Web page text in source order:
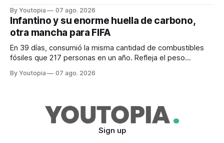
By Youtopia 07 ago. 2026
Infantino y su enorme huella de carbono,
otra mancha para FIFA
En 39 días, consumió la misma cantidad de combustibles
fósiles que 217 personas en un año. Refleja el peso
By Youtopia 07 ago. 2026
Sign up